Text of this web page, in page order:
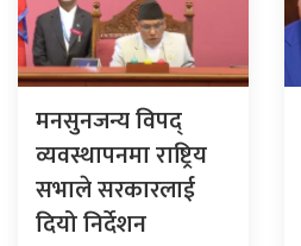
मनसुनजन्य विपद्
व्यवस्थापनमा राष्ट्रिय
सभाले सरकारलाई
दियो निर्देशन